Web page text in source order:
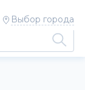
Выбор города